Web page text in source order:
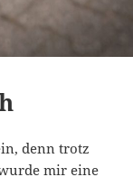
denn trotz
mir eine